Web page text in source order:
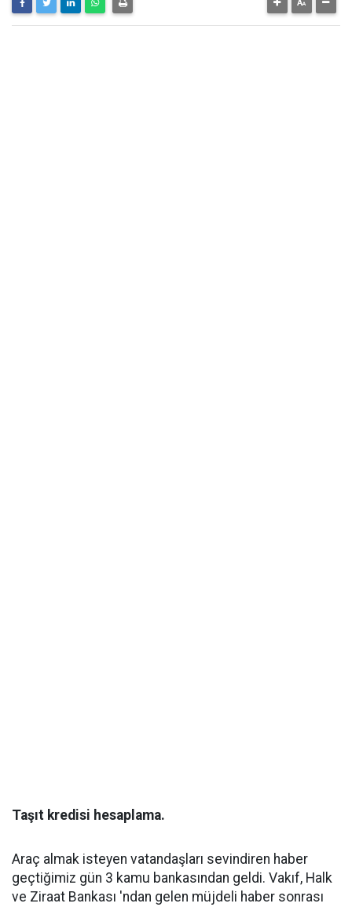
Taşıt kredisi hesaplama.
Araç almak isteyen vatandaşları sevindiren haber
geçtiğimiz gün 3 kamu bankasından geldi. Vakıf, Halk
ve Ziraat Bankası 'ndan gelen müjdeli haber sonrası